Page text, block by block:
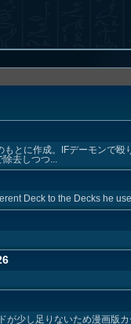
とに作成。IFデーモンで
去しつつ...
Deck to the Decks he
が少し足りないため漫画版